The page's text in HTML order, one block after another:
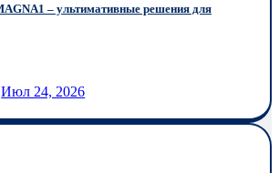
– ультимативные решения для
Июл 24, 2026